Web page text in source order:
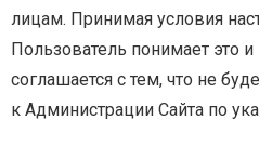
лицам. Принимая условия
Пользователь понимает это и
соглашается с тем, что не
к Администрации Сайта по